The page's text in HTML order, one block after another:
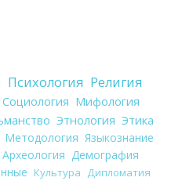
Психология Религия
Социология Мифология
Этнология Этика
Методология Языкознание
Археология Демография
Культура
Дипломатия